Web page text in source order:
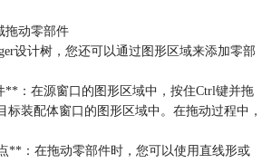
动零部件
设计树，您还可以通过图形区域来添加零部
在源窗口的图形区域中，按住Ctrl键并拖
标装配体窗口的图形区域中。在拖动过程中，
：在拖动零部件时，您可以使用直线形或